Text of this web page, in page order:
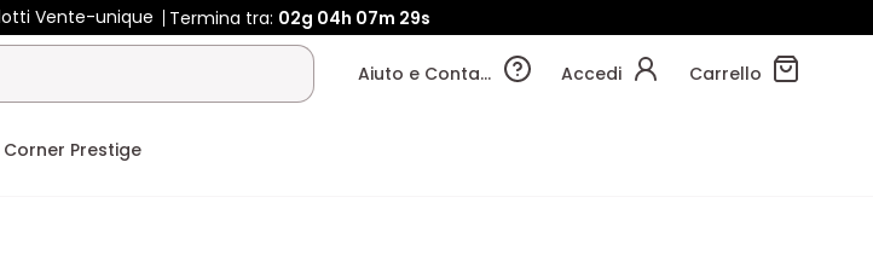
Vente-unique Termina tra: 02g 04h 07m 27s
Aiuto e Contatti Accedi Carrello
Corner Prestige